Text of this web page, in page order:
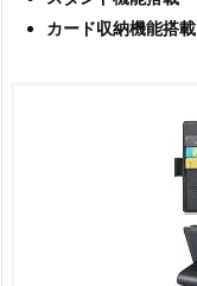
カード収納機能搭載